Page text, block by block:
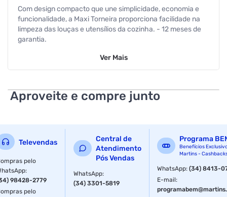
Com design compacto que une simplicidade, economia e
funcionalidade, a Maxi Torneira proporciona facilidade na
limpeza das louças e utensílios da cozinha. - 12 meses de
garantia.
Ver Mais
Aproveite e compre junto
Televendas
pelo
:
98428-2779
pelo
Central de
Atendimento
Pós Vendas
WhatsApp:
(34) 3301-5819
Programa
Benefícios
Martins -
WhatsApp:(34) 8413-
E-mail: